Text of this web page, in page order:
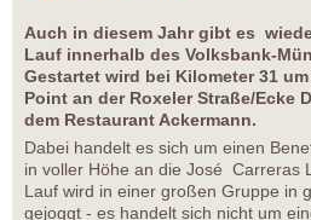
Auch in diesem Jahr gibt es
Lauf innerhalb des Volksbank-
Gestartet wird bei Kilometer 31
Point an der Roxeler Straße/Ecke
dem Restaurant Ackermann.
Dabei handelt es sich um einen
in voller Höhe an die José Carreras
Lauf wird in einer großen Gruppe in
gejoggt - es handelt sich nicht um